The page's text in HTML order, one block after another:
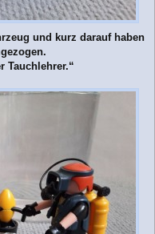
und kurz darauf haben
Tauchlehrer.“